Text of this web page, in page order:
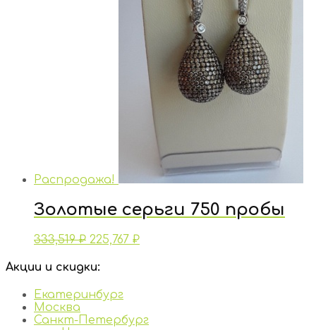
Распродажа!
Золотые серьги 750 пробы
333,519₽ 225,767 ₽
Акции и скидки:
Екатеринбург
Москва
Санкт-Петербург